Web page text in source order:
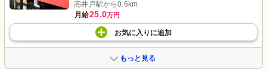
高井戸駅から0.6km
月給25.0万円
お気に入り に追加
もっと見る